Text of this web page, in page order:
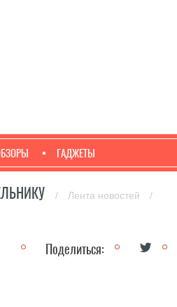
ГАДЖЕТЫ
/ Лента новостей
/
Поделиться: